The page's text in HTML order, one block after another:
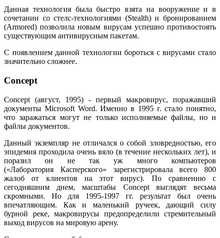
Данная технология была быстро взята на вооружение и в
сочетании со стелс-технологиями (Stealth) и бронированием
(Armored) позволила новым вирусам успешно противостоять
существующим антивирусным пакетам.
С появлением данной технологии бороться с вирусами стало
значительно сложнее.
Concept
Concept (август, 1995) - первый макровирус, поражавший
документы Microsoft Word. Именно в 1995 г. стало понятно,
что заражаться могут не только исполняемые файлы, но и
файлы документов.
Данный экземпляр не отличался о собой зловредностью, его
эпидемия проходила очень вяло (в течение нескольких лет), и
поразил он не так уж много компьютеров
(«Лаборатория Касперского» зарегистрировала всего 800
жалоб от клиентов на этот вирус). По сравнению с
сегодняшним днем, масштабы Concept выглядят весьма
скромными. Но для 1995-1997 гг. результат был очень
впечатляющим. Как и маленький ручеек, дающий силу
бурной реке, макровирусы предопределили стремительный
выход вирусов на мировую арену.